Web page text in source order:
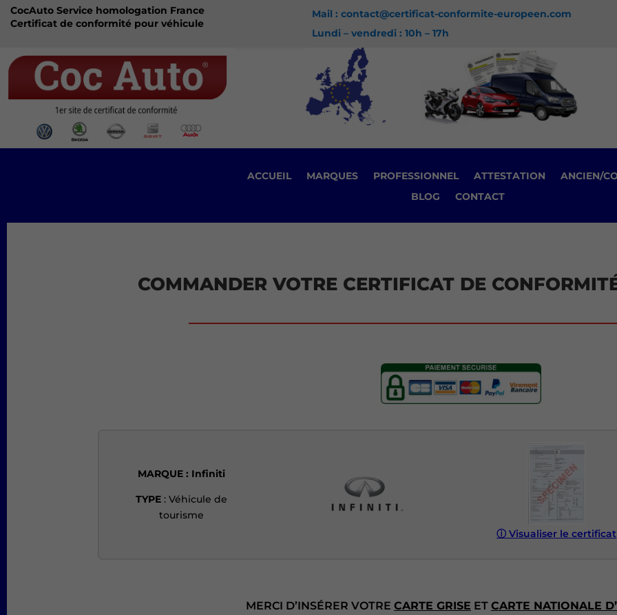
CocAuto Service homologation France
Certificat de conformité pour véhicule
Mail : contact@certificat-conformite-europeen.com
Lundi – vendredi : 10h – 17h
ACCUEIL MARQUES PROFESSIONNEL ATTESTATION
ANCIEN/
BLOG
CONTACT
COMMANDER VOTRE CERTIFICAT DE
MARQUE : Infiniti
TYPE : Véhicule de
tourisme
ⓘVisualiser le certificat
MERCI D’INSÉRER VOTRE CARTE GRISE ET CARTE NATIONALE